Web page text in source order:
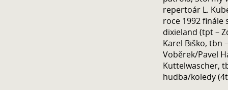
repertoár L.
roce 1992 finále
dixieland (tpt –
Karel Biško, tbn
Voběrek/Pavel
Kuttelwascher,
hudba/koledy